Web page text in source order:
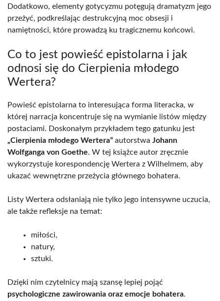
Dodatkowo, elementy gotycyzmu potęgują dramatyzm jego
przeżyć, podkreślając destrukcyjną moc obsesji i
namiętności, które prowadzą ku tragicznemu końcowi.
Co to jest powieść epistolarna i jak
odnosi się do Cierpienia młodego
Wertera?
Powieść epistolarna to interesująca forma literacka, w
której narracja koncentruje się na wymianie listów między
postaciami. Doskonałym przykładem tego gatunku jest
„Cierpienia młodego Wertera” autorstwa Johann
Wolfganga von Goethe. W tej książce autor zręcznie
wykorzystuje korespondencję Wertera z Wilhelmem, aby
ukazać wewnętrzne przeżycia głównego bohatera.
Listy Wertera odsłaniają nie tylko jego intensywne uczucia,
ale także refleksje na temat:
miłości,
natury,
sztuki.
Dzięki nim czytelnicy mają szansę lepiej pojąć
psychologiczne zawirowania oraz emocje bohatera.